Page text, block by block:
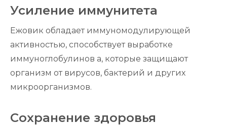
Усиление иммунитета
Ежовик обладает иммуномодулирующей
активностью, способствует выработке
иммуноглобулинов а, которые защищают
организм от вирусов, бактерий и других
микроорганизмов.
Сохранение здоровья
эффективного усвоения этого гриба
ВСЯ ПОЛЬЗА
МИКРОДОЗИНГА
МУХОМОРА ДЛЯ ВАС